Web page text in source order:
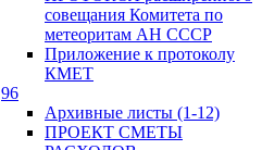
совещания Комитета по
метеоритам АН СССР
Приложение к протоколу
КМЕТ
96
Архивные листы (1-12)
ПРОЕКТ СМЕТЫ